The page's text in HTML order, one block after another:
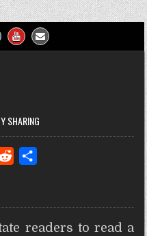
SHARING
d
i
r
e
readers to read a